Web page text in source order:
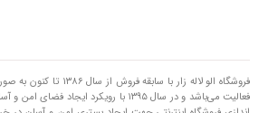
فروشگاه الو لاله زار با
فعالیت می‌باشد و در سال ۱۳۹۵ با رویکرد